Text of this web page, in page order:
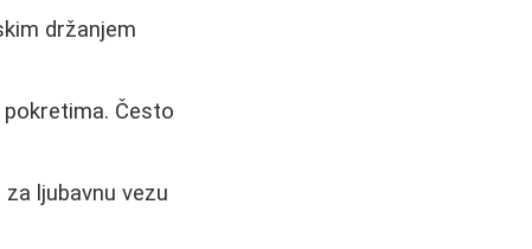
držanjem
Često
ljubavnu vezu